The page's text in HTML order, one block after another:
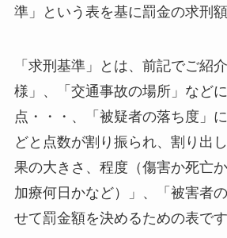
準」という表を基に罰金の求刑額
「求刑基準」とは、前記でご紹
様」、「交通事故の場所」など
点・・・、「被疑者の落ち度」
どと点数が割り振られ、割り出
果の大きさ、程度（傷害か死亡
加療何日かなど）」、「被害者
せて罰金額を決めるための表です